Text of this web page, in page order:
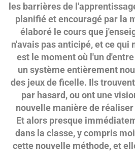
les barrières de
planifié et encouragé par la
élaboré le cours que
n'avais pas anticipé, et ce qui
est le moment où l'un
un système entièrement
des jeux de ficelle. Ils
par hasard, ou ont une
nouvelle manière de
Et alors presque
dans la classe, y compris
cette nouvelle méthode, et